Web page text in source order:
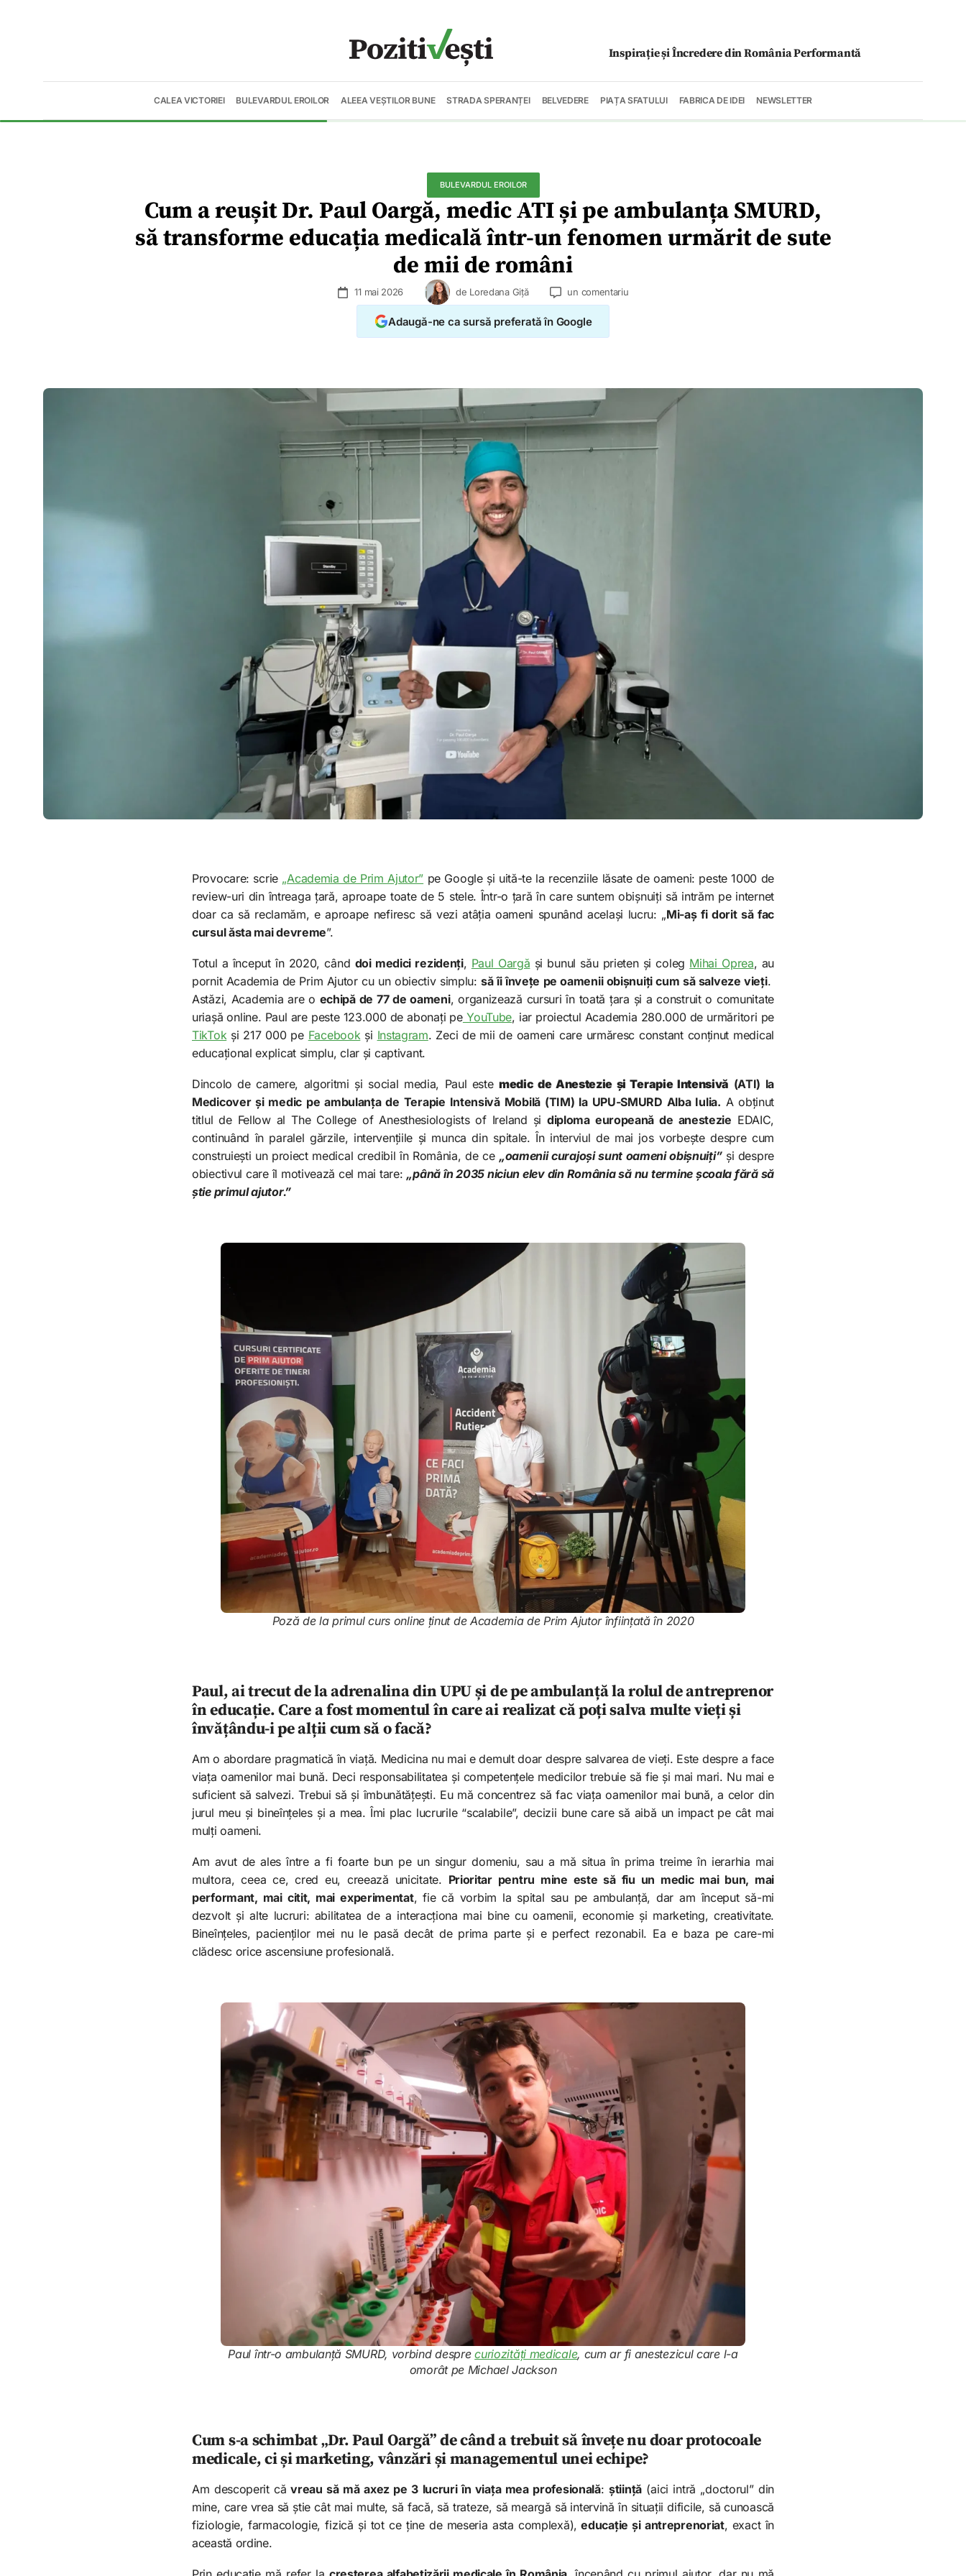
Inspirație și Încredere din România Performantă
CALEA VICTORIEI BULEVARDUL EROILOR ALEEA VEȘTILOR BUNE STRADA SPERANȚEI BELVEDERE PIAȚA SFATULUI FABRICA DE IDEI NEWSLETTER
BULEVARDUL EROILOR
Cum a reușit Dr. Paul Oargă, medic ATI și pe ambulanța SMURD,
să transforme educația medicală într-un fenomen urmărit de sute
de mii de români
11 mai 2026 de Loredana Giță un comentariu
Adaugă-ne ca sursă preferată în Google
Provocare: scrie „Academia de Prim Ajutor” pe Google și uită-te la recenziile lăsate de oameni: peste 1000 de
review-uri din întreaga țară, aproape toate de 5 stele. Într-o țară în care suntem obișnuiți să intrăm pe internet
doar ca să reclamăm, e aproape nefiresc să vezi atâția oameni spunând același lucru: „Mi-aș fi dorit să fac
cursul ăsta mai devreme”.
Totul a început în 2020, când doi medici rezidenți, Paul Oargă și bunul său prieten și coleg Mihai Oprea, au
pornit Academia de Prim Ajutor cu un obiectiv simplu:să îi învețe pe oamenii obișnuiți cum să salveze vieți.
Astăzi, Academia are o echipă de 77 de oameni, organizează cursuri în toată țara și a construit o comunitate
uriașă online. Paul are peste 123.000 de abonați peYouTube, iar proiectul Academia 280.000 de urmăritori pe
TikTok și 217 000 pe Facebook și Instagram. Zeci de mii de oameni care urmăresc constant conținut medical
educațional explicat simplu, clar și captivant.
Dincolo de camere, algoritmi și social media, Paul estemedic de Anestezie și Terapie Intensivă (ATI) la
Medicover și medic pe ambulanța de Terapie Intensivă Mobilă (TIM) la UPU-SMURD Alba Iulia. A obținut
titlul de Fellow al The College of Anesthesiologists of Ireland și diploma europeană de anestezie EDAIC,
continuând în paralel gărzile, intervențiile și munca din spitale. În interviul de mai jos vorbește despre cum
construiești un proiect medical credibil în România, de ce „oamenii curajoși sunt oameni obișnuiți”și despre
obiectivul care îl motivează cel mai tare: „până în 2035 niciun elev din România să nu termine școala fără să
știe primul ajutor.”
Poză de la primul curs online ținut de Academia de Prim Ajutor înființată în 2020
Paul, ai trecut de la adrenalina din UPU și de pe ambulanță la rolul de antreprenor
în educație. Care a fost momentul în care ai realizat că poți salva multe vieți și
învățându-i pe alții cum să o facă?
Am o abordare pragmatică în viață. Medicina nu mai e demult doar despre salvarea de vieți. Este despre a face
viața oamenilor mai bună. Deci responsabilitatea și competențele medicilor trebuie să fie și mai mari. Nu mai e
suficient să salvezi. Trebui să și îmbunătățești. Eu mă concentrez să fac viața oamenilor mai bună, a celor din
jurul meu și bineînțeles și a mea. Îmi plac lucrurile “scalabile”, decizii bune care să aibă un impact pe cât mai
mulți oameni.
Am avut de ales între a fi foarte bun pe un singur domeniu, sau a mă situa în prima treime în ierarhia mai
multora, ceea ce, cred eu, creează unicitate. Prioritar pentru mine este să fiu un medic mai bun, mai
performant, mai citit, mai experimentat, fie că vorbim la spital sau pe ambulanță, dar am început să-mi
dezvolt și alte lucruri: abilitatea de a interacționa mai bine cu oamenii, economie și marketing, creativitate.
Bineînțeles, pacienților mei nu le pasă decât de prima parte și e perfect rezonabil. Ea e baza pe care-mi
clădesc orice ascensiune profesională.
Paul într-o ambulanță SMURD, vorbind desprecuriozități medicale, cum ar fi anestezicul care l-a
omorât pe Michael Jackson
Cum s-a schimbat „Dr. Paul Oargă” de când a trebuit să învețe nu doar protocoale
medicale, ci și marketing, vânzări și managementul unei echipe?
Am descoperit că vreau să mă axez pe 3 lucruri în viața mea profesională:știință(aici intră „doctorul” din
mine, care vrea să știe cât mai multe, să facă, să trateze, să meargă să intervină în situații dificile, să cunoască
fiziologie, farmacologie, fizică și tot ce ține de meseria asta complexă), educație și antreprenoriat, exact în
această ordine.